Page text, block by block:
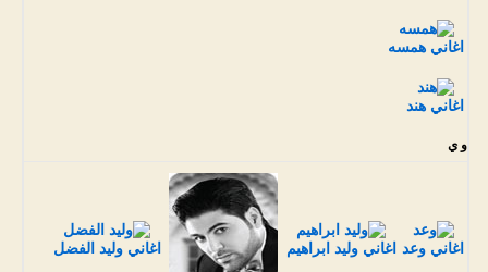
اغاني همسه
اغاني هند
و ي
اغاني وعد اغاني وليد ابراهيم اغاني وليد الفضل